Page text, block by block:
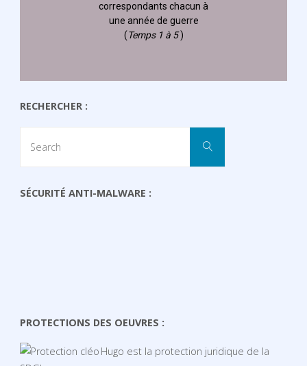
correspondants chacun à
une année de guerre
(Temps 1 à 5)
RECHERCHER :
Search
SÉCURITÉ ANTI-MALWARE :
PROTECTIONS DES OEUVRES :
Hugo est la protection juridique de la